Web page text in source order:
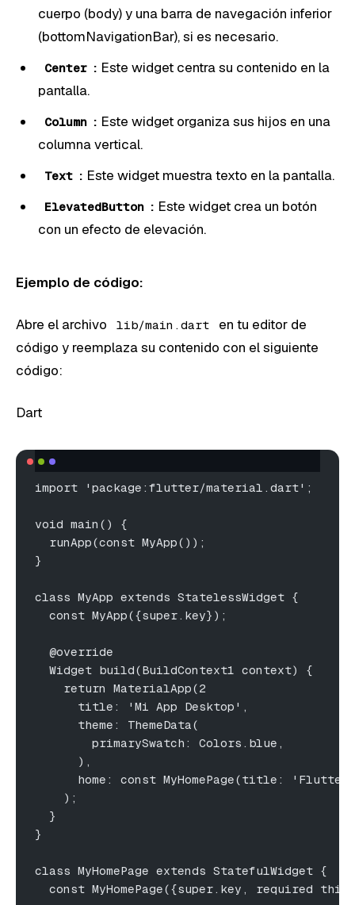
cuerpo (body) y una barra de navegación inferior
(bottomNavigationBar), si es necesario.
Center : Este widget centra su contenido en la
pantalla.
Column : Este widget organiza sus hijos en una
columna vertical.
Text : Este widget muestra texto en la pantalla.
ElevatedButton : Este widget crea un botón
con un efecto de elevación.
Ejemplo de código:
Abre el archivo lib/main.dart
en tu editor de
código y reemplaza su contenido con el siguiente
código:
Dart
import 'package:flutter/material.dart';
void main() {
  runApp(const MyApp());
}
class MyApp extends StatelessWidget {
  const MyApp({super.key});
  @override
  Widget build(BuildContext1 context) {
    return MaterialApp(2
      title: 'Mi App Desktop',
      theme: ThemeData(
        primarySwatch: Colors.blue,
      ),
home: const MyHomePage(title: 'Flutter
    );
  }
}
class MyHomePage extends StatefulWidget {
const MyHomePage({super.key, required